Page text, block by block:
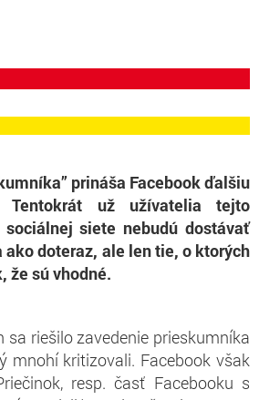
prináša Facebook ďalšiu
Tentokrát už užívatelia tejto
siete nebudú dostávať
doteraz, ale len tie, o ktorých
že sú vhodné.
sa riešilo zavedenie prieskumníka
mnohí kritizovali. Facebook však
resp. časť Facebooku s